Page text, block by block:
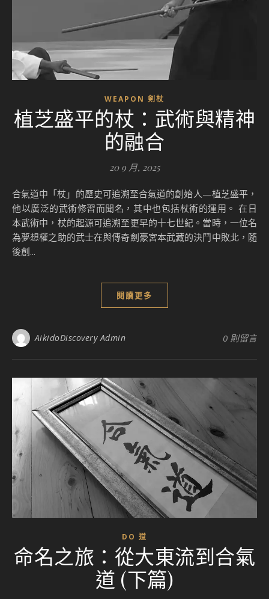
WEAPON 剣杖
植芝盛平的杖：武術與精神
的融合
20 9 月, 2025
合氣道中「杖」的歷史可追溯至合氣道的創始人—植芝盛平，
他以廣泛的武術修習而聞名，其中也包括杖術的運用。 在日
本武術中，杖的起源可追溯至更早的十七世紀。當時，一位名
為夢想權之助的武士在與傳奇劍豪宮本武藏的決鬥中敗北，隨
後創...
閱讀更多
AikidoDiscovery Admin 0 則留言
DO 道
命名之旅：從大東流到合氣
道 (下篇)